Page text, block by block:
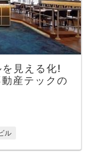
見える化!
産テックの
ル